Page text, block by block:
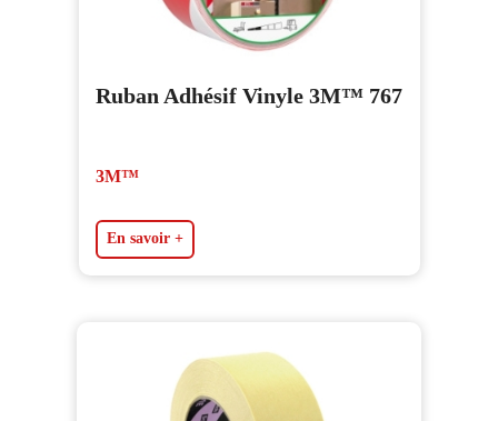
Ruban Adhésif Vinyle 3M™ 767
3M™
En savoir +